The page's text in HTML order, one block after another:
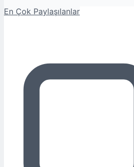
En Çok Paylaşılanlar